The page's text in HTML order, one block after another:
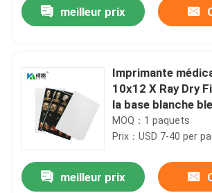
meilleur prix
Imprimante
10x12 X Ray Dry
la base blanche
35x43CM
MOQ：1 paquets
Prix：USD 7-40 per
meilleur prix